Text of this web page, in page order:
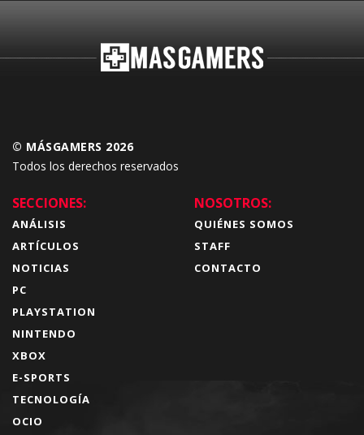
© MÁSGAMERS 2026
Todos los derechos reservados
SECCIONES:
ANÁLISIS
ARTÍCULOS
NOTICIAS
PC
PLAYSTATION
NINTENDO
XBOX
E-SPORTS
TECNOLOGÍA
OCIO
NOSOTROS:
QUIÉNES SOMOS
STAFF
CONTACTO